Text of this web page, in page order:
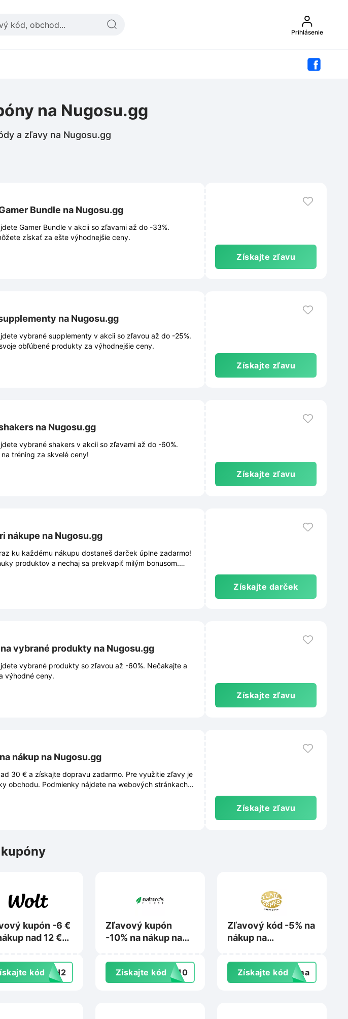
Prihlásenie
na Nugosu.gg
a zľavy na Nugosu.gg
Bundle na Nugosu.gg
Gamer Bundle v akcii so zľavami až do -33%.
získať za ešte výhodnejšie ceny.
Získajte zľavu
na Nugosu.gg
vybrané supplementy v akcii so zľavou až do -25%.
obľúbené produkty za výhodnejšie ceny.
Získajte zľavu
na Nugosu.gg
vybrané shakers v akcii so zľavami až do -60%.
tréning za skvelé ceny!
Získajte zľavu
nákupe na Nugosu.gg
ku každému nákupu dostaneš darček úplne zadarmo!
produktov a nechaj sa prekvapiť milým bonusom.
čas, tak neváhaj a nakupuj už dnes!
Získajte darček
vybrané produkty na Nugosu.gg
vybrané produkty so zľavou až -60%. Nečakajte a
výhodné ceny.
Získajte zľavu
nákup na Nugosu.gg
30 € a získajte dopravu zadarmo. Pre využitie zľavy je
obchodu. Podmienky nájdete na webových stránkach a
Získajte zľavu
kupón -6 €
nad 12 €
kód26H2
Zľavový kupón
-10% na nákup na
Získajte kódME10
Zľavový kód -5% na
nákup na
Získajte kóddoma